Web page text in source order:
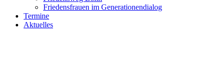
Friedensfrauen im Generationendialog
Termine
Aktuelles